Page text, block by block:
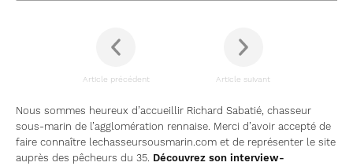
Article précédent Article suivant
Nous sommes heureux d’accueillir Richard Sabatié, chasseur
sous-marin de l’agglomération rennaise. Merci d’avoir accepté de
faire connaître lechasseursousmarin.com et de représenter le site
auprès des pêcheurs du 35. Découvrez son interview-